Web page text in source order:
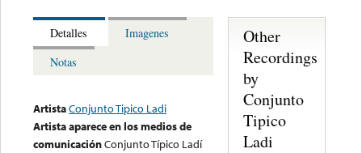
Detalles
Imagenes
Notas
ArtistaConjunto Tipico Ladi
Artista aparece en los medios de
comunicaciónConjunto Típico Ladí
Other
Recordings
by
Conjunto
Tipico
Ladi